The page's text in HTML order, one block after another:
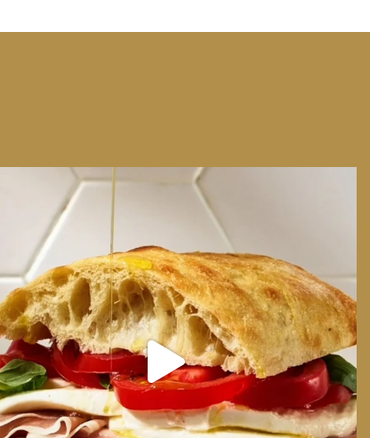
We can have Euro summer, right here at home
14 0